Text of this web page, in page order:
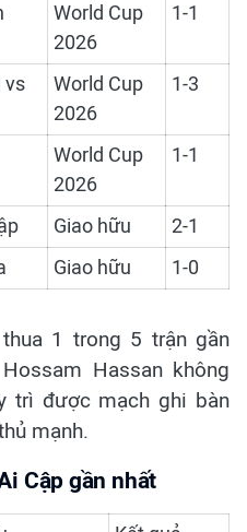
World Cup
2026
1-1
vs
World Cup
2026
1-3
World Cup
2026
1-1
Giao hữu
2-1
Giao hữu 1-0
1 trong 5 trận gần
Hassan không
trì được mạch ghi bàn
mạnh.
Cập gần nhất